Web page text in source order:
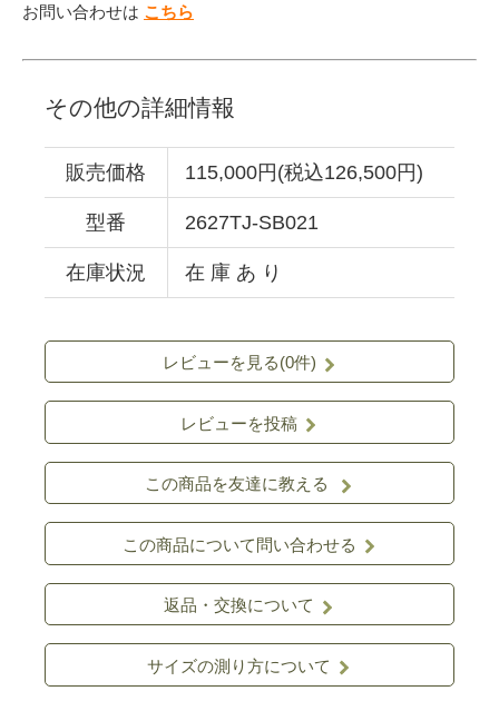
お問い合わせは こちら
その他の詳細情報
販売価格 115,000円(税込126,500円)
型番 2627TJ-SB021
在庫状況 在 庫 あ り
レビューを見る(0件)
レビューを投稿
この商品を友達に教える
この商品について問い合わせる
返品・交換について
サイズの測り方について